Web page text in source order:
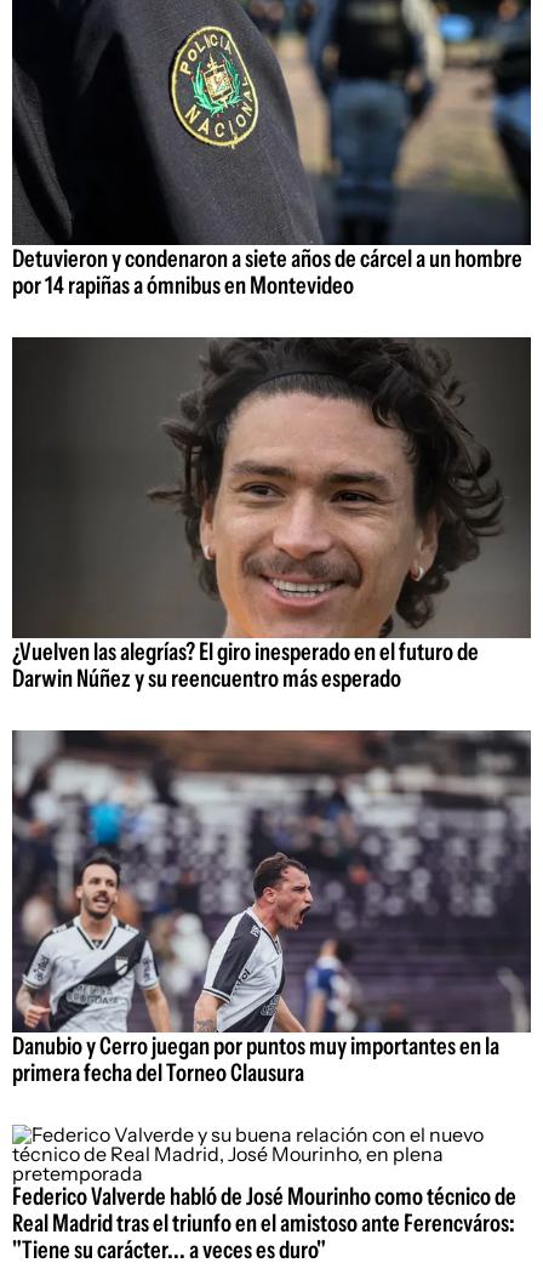
Detuvieron y condenaron a siete años de cárcel a un hombre
por 14 rapiñas a ómnibus en Montevideo
¿Vuelven las alegrías? El giro inesperado en el futuro de
Darwin Núñez y su reencuentro más esperado
Danubio y Cerro juegan por puntos muy importantes en la
primera fecha del Torneo Clausura
Federico Valverde habló de José Mourinho como técnico de
Real Madrid tras el triunfo en el amistoso ante Ferencváros:
"Tiene su carácter... a veces es duro"